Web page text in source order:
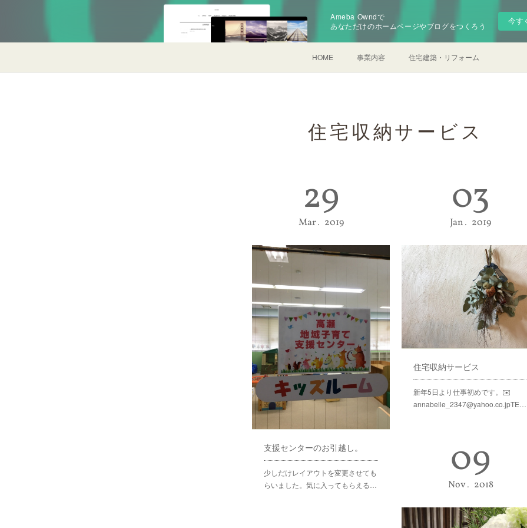
Ameba Owndで
あなただけのホームページやブログをつくろう
今す
HOME 事業内容 住宅建築・リフォーム
住宅収納サービス
29
Mar 2019
支援センターのお引越し。
少しだけレイアウトを変更させても
らいました。気に入ってもらえる…
03
Jan 2019
住宅収納サービス
新年5日より仕事初めです。✉️
annabelle_2347@yahoo.co.jpTE…
09
Nov 2018